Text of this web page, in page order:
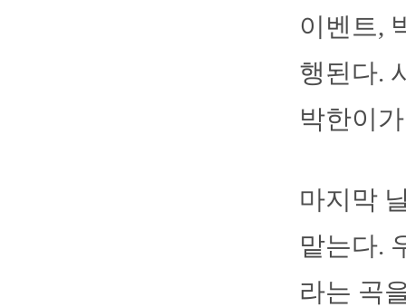
이벤트,
행된다.
박한이
마지막
맡는다.
라는 곡